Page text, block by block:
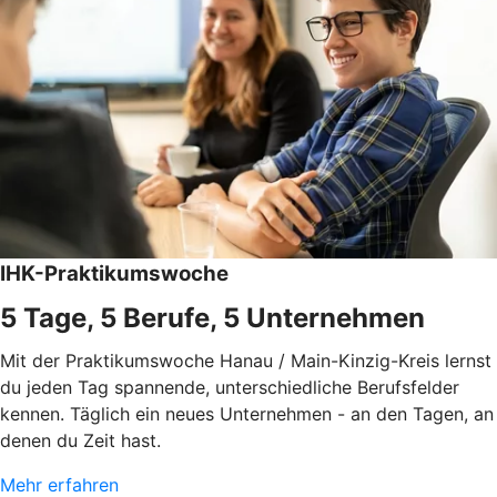
IHK-Praktikumswoche
5 Tage, 5 Berufe, 5 Unternehmen
Mit der Praktikumswoche Hanau / Main-Kinzig-Kreis lernst
du jeden Tag spannende, unterschiedliche Berufsfelder
kennen. Täglich ein neues Unternehmen - an den Tagen, an
denen du Zeit hast.
Mehr erfahren